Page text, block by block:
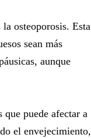
la osteoporosis. Esta
sean más
aunque
puede afectar a
el envejecimiento,